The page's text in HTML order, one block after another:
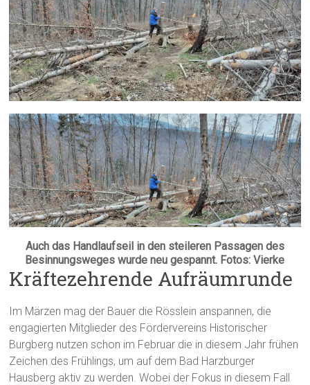
Auch das Handlaufseil in den steileren Passagen des
Besinnungsweges wurde neu gespannt. Fotos: Vierke
Kräftezehrende Aufräumrunde
Im Märzen mag der Bauer die Rösslein anspannen, die
engagierten Mitglieder des Fördervereins Historischer
Burgberg nutzen schon im Februar die in diesem Jahr frühen
Zeichen des Frühlings, um auf dem Bad Harzburger
Hausberg aktiv zu werden. Wobei der Fokus in diesem Fall